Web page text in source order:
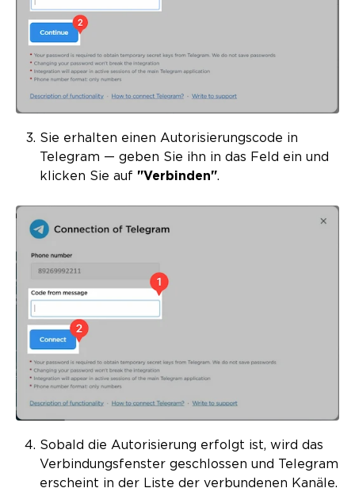
Sie erhalten einen Autorisierungscode in
Telegram — geben Sie ihn in das Feld ein und
klicken Sie auf "Verbinden".
Sobald die Autorisierung erfolgt ist, wird das
Verbindungsfenster geschlossen und Telegram
erscheint in der Liste der verbundenen Kanäle.